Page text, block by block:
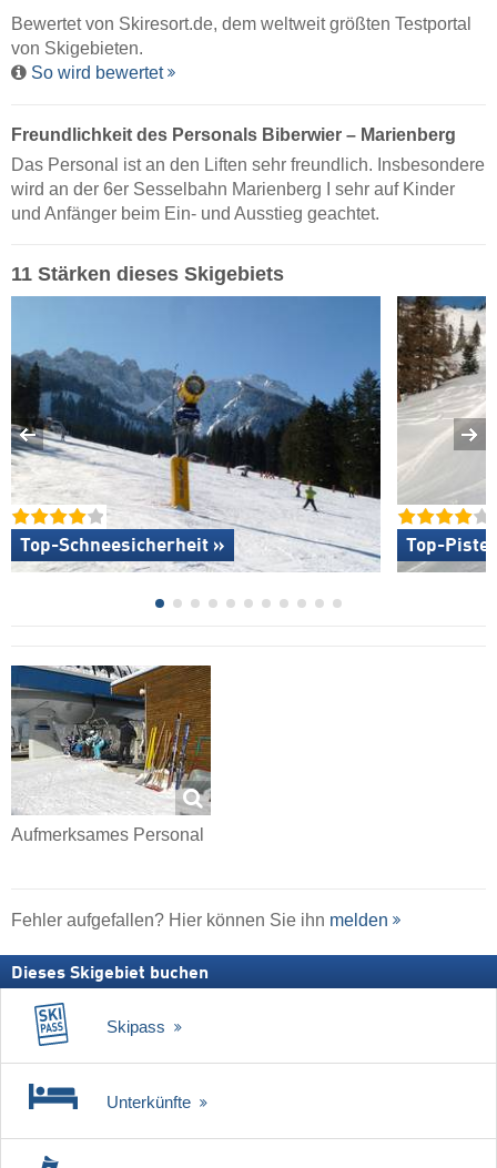
Bewertet von Skiresort.de, dem weltweit größten Testportal
von Skigebieten.
So wird bewertet
Freundlichkeit des Personals Biberwier – Marienberg
Das Personal ist an den Liften sehr freundlich. Insbesondere
wird an der 6er Sesselbahn Marienberg I sehr auf Kinder
und Anfänger beim Ein- und Ausstieg geachtet.
11 Stärken dieses Skigebiets
Top-Schneesicherheit » Top-
Aufmerksames Personal
Fehler aufgefallen? Hier können Sie ihn melden
Dieses Skigebiet buchen
Skipass
Unterkünfte